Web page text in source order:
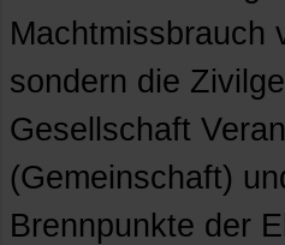
Machtmissbrauch
sondern die
Gesellschaft
(Gemeinschaft)
Brennpunkte der